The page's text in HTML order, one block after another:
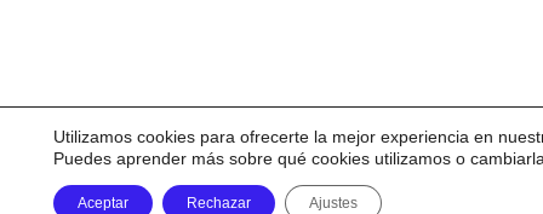
Utilizamos cookies para ofrecerte la mejor experiencia en
Puedes aprender más sobre qué cookies utilizamos o
Aceptar Rechazar Ajustes